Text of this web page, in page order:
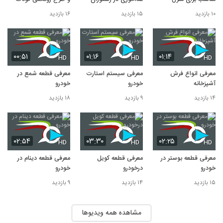
۱۰ بازدید ۱۵ بازدید ۱۶ بازدید
۰۱:۱۴ HD
معرفی انواع فرش
آشپزخانه
۱۴ بازدید
۰۱:۱۶ HD
معرفی سیستم استارت
خودرو
۹ بازدید
۰۰:۵۱ HD
معرفی قطعه شمع در
خودرو
۱۸ بازدید
۰۲:۲۵ HD
معرفی قطعه بوستر در
خودرو
۱۵ بازدید
۰۳:۳۰ HD
معرفی قطعه کویل
درخودرو
۱۴ بازدید
۰۲:۵۴ HD
معرفی قطعه دینام در
خودرو
۹ بازدید
مشاهده همه ویدیوها